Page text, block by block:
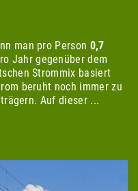
man pro Person 0,7
Jahr gegenüber dem
Strommix basiert
beruht noch immer zu
Auf dieser ...